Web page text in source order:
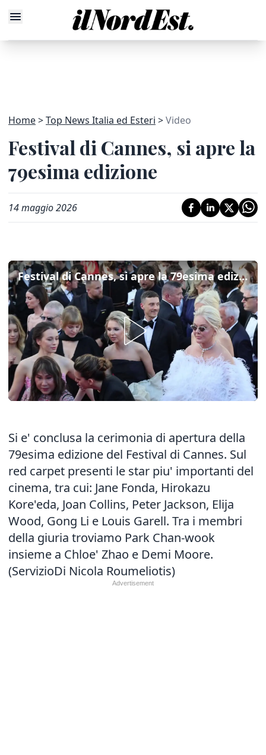
Home Top News Italia ed Esteri Video
Festival di Cannes, si apre la
79esima edizione
14 maggio 2026
Festival di Cannes, si apre la 79esima edizione
Si e' conclusa la cerimonia di apertura della
79esima edizione del Festival di Cannes. Sul
red carpet presenti le star piu' importanti del
cinema, tra cui: Jane Fonda, Hirokazu
Kore'eda, Joan Collins, Peter Jackson, Elija
Wood, Gong Li e Louis Garell. Tra i membri
della giuria troviamo Park Chan-wook
insieme a Chloe' Zhao e Demi Moore.
(ServizioDi Nicola Roumeliotis)